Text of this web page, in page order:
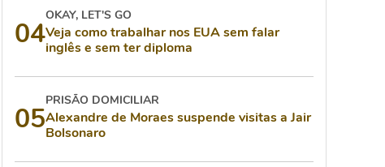
04
OKAY, LET'S GO
Veja como trabalhar nos EUA sem falar
inglês e sem ter diploma
05
PRISÃO DOMICILIAR
Alexandre de Moraes suspende visitas a Jair
Bolsonaro